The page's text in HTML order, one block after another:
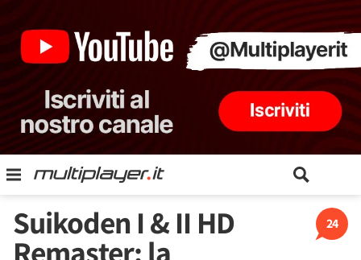
24
Suikoden I & II HD
Remaster: la